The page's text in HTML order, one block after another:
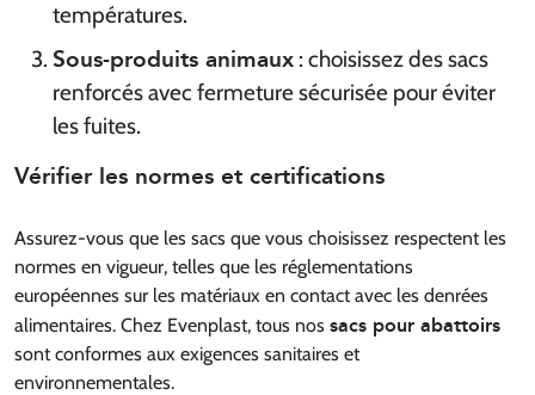
températures.
Sous-produits animaux : choisissez des sacs
renforcés avec fermeture sécurisée pour éviter
les fuites.
Vérifier les normes et certifications
Assurez-vous que les sacs que vous choisissez respectent les
normes en vigueur, telles que les réglementations
européennes sur les matériaux en contact avec les denrées
alimentaires. Chez Evenplast, tous nos sacs pour abattoirs
sont conformes aux exigences sanitaires et
environnementales.